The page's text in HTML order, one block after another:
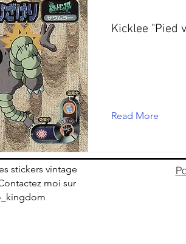
Kicklee "Pied
Read More
stickers vintage
moi sur